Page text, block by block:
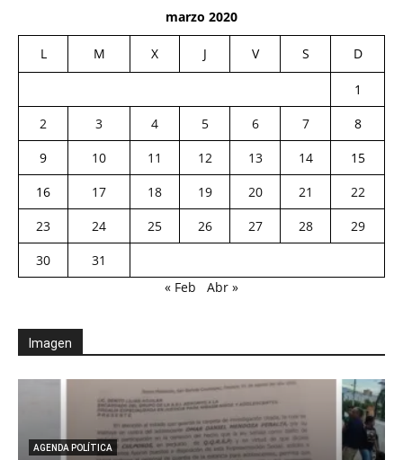
marzo 2020
L M X J V S D
1
2
3 4 5 6 7
8
9
10 11 12 13 14
15
16
17 18 19 20 21
22
23
24 25 26 27 28
29
30
31
« Feb
Abr »
Imagen
AGENDA POLÍTICA